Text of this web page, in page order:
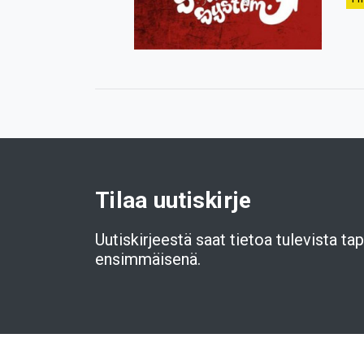
Tilaa uutiskirje
Uutiskirjeestä saat tietoa tulevista
ensimmäisenä.